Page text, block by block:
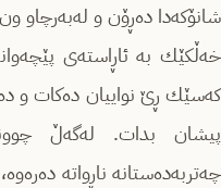
شانۆکەدا دەڕۆن و له‌به‌رچاو
خه‌ڵکێك بە ئاڕاستەی
کەسێك ڕێ نواییان دەکات و
پیشان بدات. لەگەڵ
چەتربەدەستانە ناڕواتە